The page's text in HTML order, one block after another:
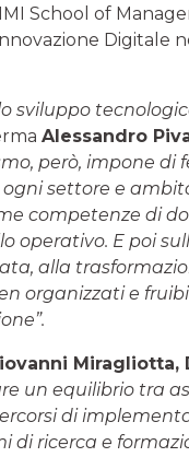
School of
Digitale
Alessandro
però, impone di
settore e
competenze di
operativo. E poi
alla
organizzati e
Miragliotta,
un equilibrio tra
di
di ricerca e